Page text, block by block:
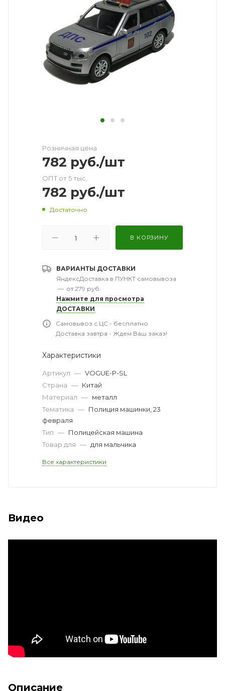
Розничная цена
782 руб./шт
ОПТ от 5 тыс.
782 руб./шт
Достаточно
В КОРЗИНУ
ВАРИАНТЫ ДОСТАВКИ
ЯндексДоставка в ПУНКТ самовывоза
— от 279 руб.
Нажмите для просмотра
ДОСТАВКИ
Самовывоз с ЦС - бесплатно
Доставка завтра - Ждем Ваш заказ!
Характеристики
Артикул — VOGUE-P-SL
Страна — Китай
Материал — металл
Тематика — Полиция машинки, 23
февраля
Тип — Полицейская машина
Товар для — для мальчика
Все характеристики
Видео
Описание